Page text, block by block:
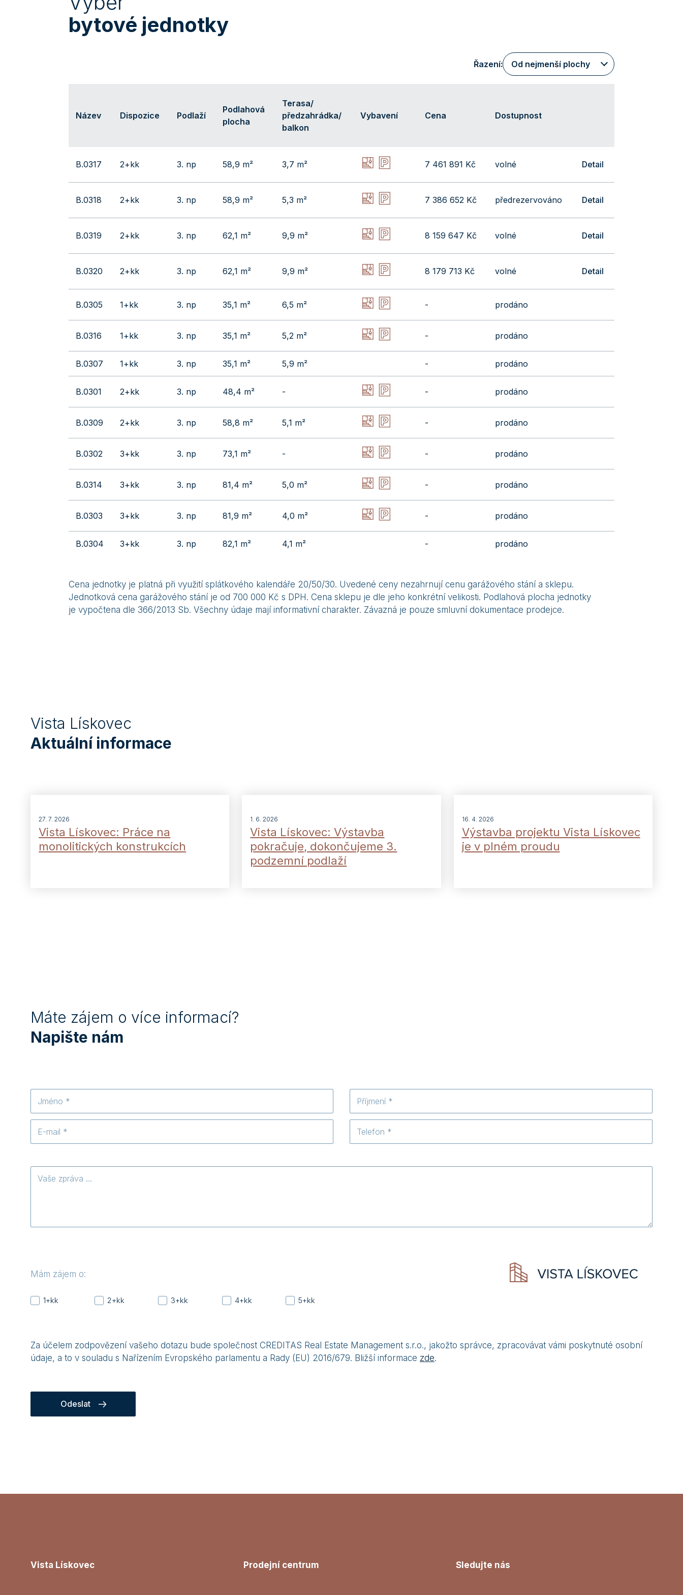
bytové jednotky
Řazení: Od nejmenší plochy
Název Dispozice Podlaží
Podlahová
plocha
Terasa/
předzahrádka/
balkon
Vybavení Cena Dostupnost
B.0317 2+kk 3. np 58,9 m² 3,7 m² 7 461 891 Kč volné Detail
B.0318 2+kk 3. np 58,9 m² 5,3 m² 7 386 652 Kč předrezervováno Detail
B.0319 2+kk 3. np 62,1 m² 9,9 m² 8 159 647 Kč volné Detail
B.0320 2+kk 3. np 62,1 m² 9,9 m² 8 179 713 Kč volné Detail
B.0305 1+kk 3. np 35,1 m² 6,5 m² - prodáno
B.0316 1+kk 3. np 35,1 m² 5,2 m² - prodáno
B.0307 1+kk 3. np 35,1 m² 5,9 m² - prodáno
B.0301 2+kk 3. np 48,4 m² - - prodáno
B.0309 2+kk 3. np 58,8 m² 5,1 m² - prodáno
B.0302 3+kk 3. np 73,1 m² - - prodáno
B.0314 3+kk 3. np 81,4 m² 5,0 m² - prodáno
B.0303 3+kk 3. np 81,9 m² 4,0 m² - prodáno
B.0304 3+kk 3. np 82,1 m² 4,1 m² - prodáno
Cena jednotky je platná při využití splátkového kalendáře 20/50/30. Uvedené ceny nezahrnují cenu garážového stání a sklepu.
Jednotková cena garážového stání je od 700 000 Kč s DPH. Cena sklepu je dle jeho konkrétní velikosti. Podlahová plocha jednotky
je vypočtena dle 366/2013 Sb. Všechny údaje mají informativní charakter. Závazná je pouze smluvní dokumentace prodejce.
Vista Lískovec
Aktuální informace
27. 7. 2026
Vista Lískovec: Práce na
monolitických konstrukcích
1. 6. 2026
Vista Lískovec: Výstavba
pokračuje, dokončujeme 3.
podzemní podlaží
16. 4. 2026
Výstavba projektu Vista Lískovec
je v plném proudu
Máte zájem o více informací?
Napište nám
mail*
zpráva
Mám zájem o:
1+kk 2+kk 3+kk 4+kk 5+kk
Za účelem zodpovězení vašeho dotazu bude společnost CREDITAS Real Estate Management s.r.o., jakožto správce, zpracovávat vámi poskytnuté osobní
údaje, a to v souladu s Nařízením Evropského parlamentu a Rady (EU) 2016/679. Bližší informace zde.
Odeslat
Vista Lískovec Prodejní centrum Sledujte nás